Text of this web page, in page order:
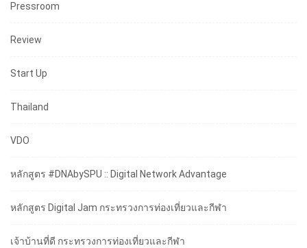
Pressroom
Review
Start Up
Thailand
VDO
หลักสูตร #DNAbySPU :: Digital Network Advantage
หลักสูตร Digital Jam กระทรวงการท่องเที่ยวและกีฬา
เจ้าบ้านที่ดี กระทรวงการท่องเที่ยวและกีฬา